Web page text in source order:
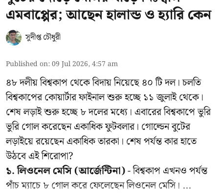
এমবাপ্পের; আছেন হালান্ড ও হ্যারি কেন
সুদীপ্ত চৌধুরী
Published on:09 Jul 2026, 4:57 am
৪৮ দলীয় বিশ্বকাপ থেকে বিদায় নিয়েছে ৪০ টি দল। চলতি
বিশ্বকাপের কোয়ার্টার ফাইনাল শুরু হচ্ছে ১১ জুলাই থেকে।
শেষ লড়াই শুরু হচ্ছে ৮ দলের মধ্যে। এবারের বিশ্বকাপে ভুরি
ভুরি গোল করেছেন একাধিক ফুটবলার। গোল্ডেন বুটের
লড়াইয়ে রয়েছেন একাধিক তারকা। শেষ পর্যন্ত কার হাতে
উঠবে এই শিরোপা?
১. লিওনেল মেসি (আর্জেন্টিনা)- বিশ্বকাপ এখনও পর্যন্ত
পাঁচ ম্যাচে ৮ গোল করে ফেলেছেন লিওনেল মেসি। ...